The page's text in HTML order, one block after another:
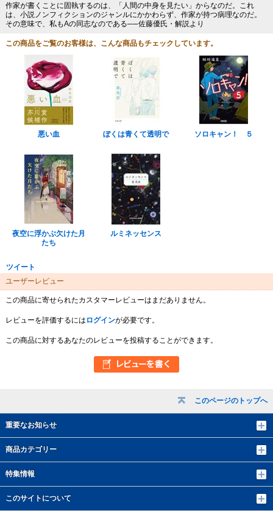
このページのトップへ
重要なお知らせ
商品カテゴリー
特集情報
このサイトについて
作家が書くことに固執するのは、「人間の中身を見たい」からなのだ。これ
は、小説ノンフィクションのジャンルにかかわらず、作家が持つ病理なのだ。
その意味で、私もAの同志なのである──佐藤優氏・解説より
この商品をご覧のお客様は、こんな商品もチェックしています。
悪い血 ぼくは青くて透明で ソロキャン！ ５
夜空に浮かぶ欠けた月
たち
ルミネッセンス
ツイート
ユーザーレビュー
この商品に寄せられたカスタマーレビューはまだありません。
レビューを評価するには ログインが必要です。
この商品に対するあなたのレビューを投稿することができます。